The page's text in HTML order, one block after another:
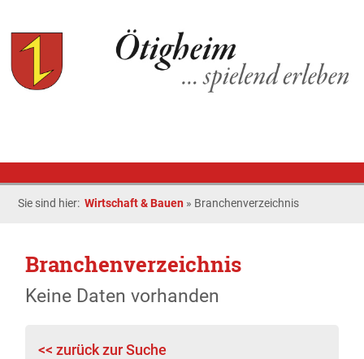
Sie sind hier:Wirtschaft & Bauen » Branchenverzeichnis
Branchenverzeichnis
Keine Daten vorhanden
<< zurück zur Suche